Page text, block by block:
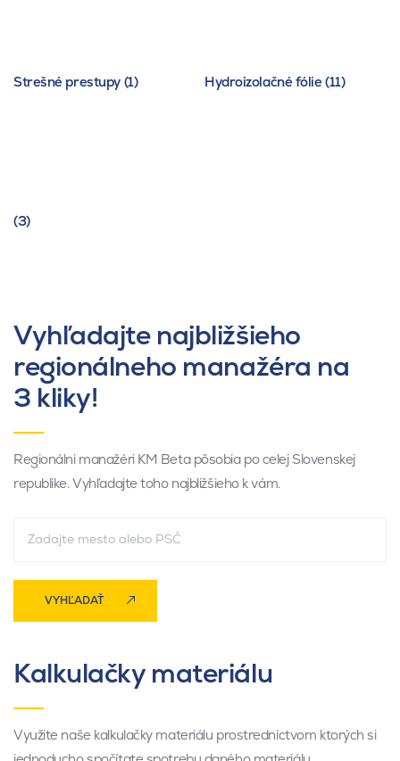
Strešné prestupy (1) Hydroizolačné fólie (11)
(3)
Vyhľadajte najbližšieho
regionálneho manažéra na
3 kliky!
Regionálni manažéri KM Beta pôsobia po celej Slovenskej
republike. Vyhľadajte toho najbližšieho k vám.
VYHĽADAŤ
Kalkulačky materiálu
Využite naše kalkulačky materiálu prostredníctvom ktorých si